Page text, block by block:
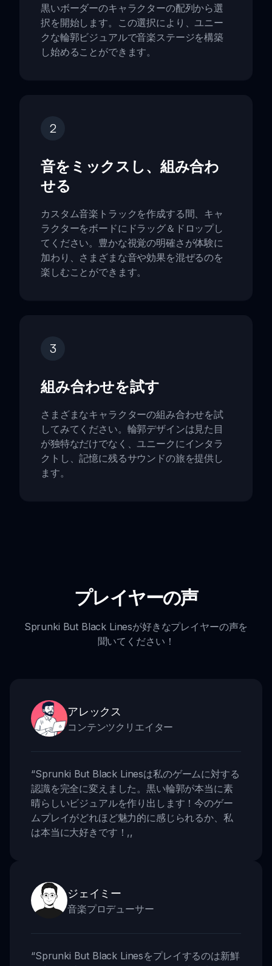
黒いボーダーのキャラクターの配列から選
択を開始します。この選択により、ユニー
クな輪郭ビジュアルで音楽ステージを構築
し始めることができます。
2
音をミックスし、組み合わ
せる
カスタム音楽トラックを作成する間、キャ
ラクターをボードにドラッグ＆ドロップし
てください。豊かな視覚の明確さが体験に
加わり、さまざまな音や効果を混ぜるのを
楽しむことができます。
3
組み合わせを試す
さまざまなキャラクターの組み合わせを試
してみてください。輪郭デザインは見た目
が独特なだけでなく、ユニークにインタラ
クトし、記憶に残るサウンドの旅を提供し
ます。
プレイヤーの声
Sprunki But Black Linesが好きなプレイヤーの声を
聞いてください！
アレックス
コンテンツクリエイター
“Sprunki But Black Linesは私のゲームに対する
認識を完全に変えました。黒い輪郭が本当に素
晴らしいビジュアルを作り出します！今のゲー
ムプレイがどれほど魅力的に感じられるか、私
は本当に大好きです！ ,,
ジェイミー
音楽プロデューサー
“Sprunki But Black Linesをプレイするのは新鮮